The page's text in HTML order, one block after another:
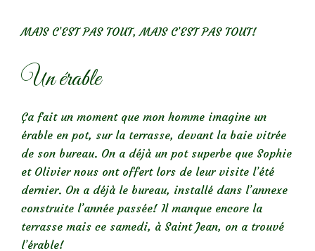
MAIS C’EST PAS TOUT, MAIS C’EST PAS TOUT!
Un érable
Ça fait un moment que mon homme imagine un
érable en pot, sur la terrasse, devant la baie vitrée
de son bureau. On a déjà un pot superbe que Sophie
et Olivier nous ont offert lors de leur visite l’été
dernier. On a déjà le bureau, installé dans l’annexe
construite l’année passée! Il manque encore la
terrasse mais ce samedi, à Saint Jean, on a trouvé
l’érable!